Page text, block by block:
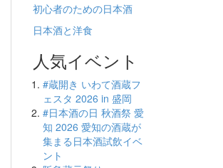
初心者のための日本酒
日本酒と洋食
人気イベント
#蔵開き いわて酒蔵フ
ェスタ 2026 in 盛岡
#日本酒の日 秋酒祭 愛
知 2026 愛知の酒蔵が
集まる日本酒試飲イベ
ント